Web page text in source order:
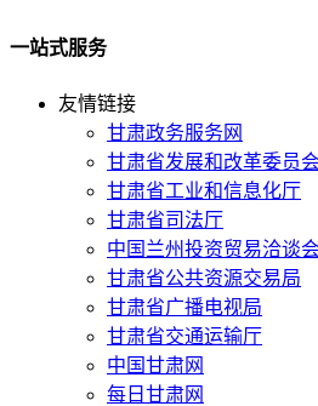
一站式服务
友情链接
甘肃政务服务网
甘肃省发展和改革委员
甘肃省工业和信息化厅
甘肃省司法厅
中国兰州投资贸易洽谈
甘肃省公共资源交易局
甘肃省广播电视局
甘肃省交通运输厅
中国甘肃网
每日甘肃网